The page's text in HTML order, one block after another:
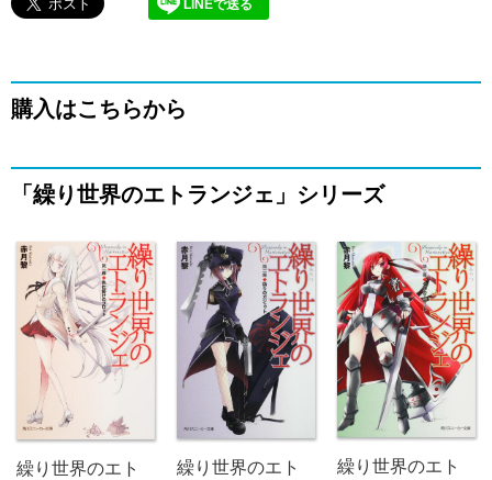
LINEで送る
購入はこちらから
「繰り世界のエトランジェ」シリーズ
繰り世界のエト
繰り世界のエト
繰り世界のエト